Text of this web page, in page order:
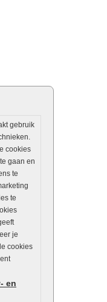
gebruik
cookies
gaan en
te
te
je
cookies
en